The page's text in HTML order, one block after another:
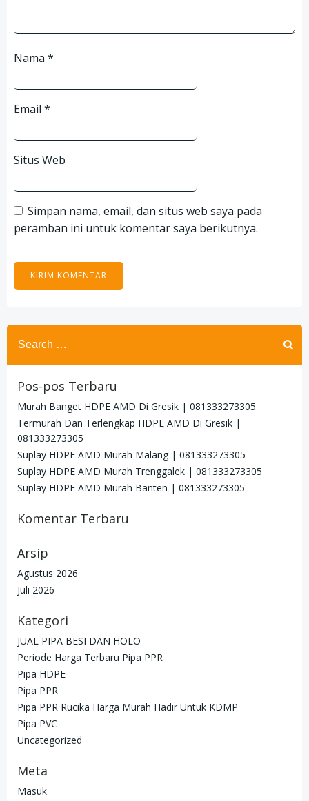
Nama *
Email *
Situs Web
Simpan nama, email, dan situs web saya pada
peramban ini untuk komentar saya berikutnya.
Search
for:
Pos-pos Terbaru
Murah Banget HDPE AMD Di Gresik | 081333273305
Termurah Dan Terlengkap HDPE AMD Di Gresik |
081333273305
Suplay HDPE AMD Murah Malang | 081333273305
Suplay HDPE AMD Murah Trenggalek | 081333273305
Suplay HDPE AMD Murah Banten | 081333273305
Komentar Terbaru
Arsip
Agustus 2026
Juli 2026
Kategori
JUAL PIPA BESI DAN HOLO
Periode Harga Terbaru Pipa PPR
Pipa HDPE
Pipa PPR
Pipa PPR Rucika Harga Murah Hadir Untuk KDMP
Pipa PVC
Uncategorized
Meta
Masuk